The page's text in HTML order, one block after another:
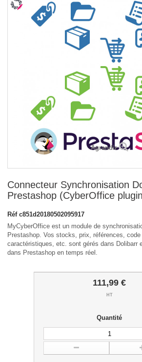
Agrandir
Connecteur Synchronisation
Prestashop (CyberOffice
Réf c851d20180502095917
MyCyberOffice est un module de
Prestashop. Vos stocks, prix, références, code
caractéristiques, etc. sont gérés dans Dolibarr
dans Prestashop en temps réel.
111,99 €
HT
Quantité